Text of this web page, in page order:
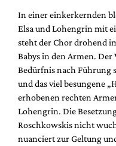
In einer einkerkernden
Elsa und Lohengrin mit
steht der Chor drohend
Babys in den Armen.
Bedürfnis nach Führung
und das viel besungene
erhobenen rechten
Lohengrin. Die
Roschkowskis nicht
nuanciert zur Geltung